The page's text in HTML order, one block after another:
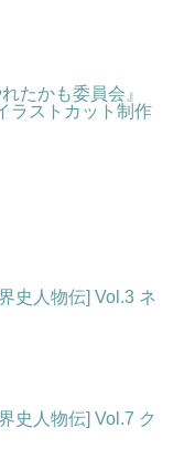
たかも委員会』
ストカット制作
史人物伝] Vol.3 ネ
史人物伝] Vol.7 ク